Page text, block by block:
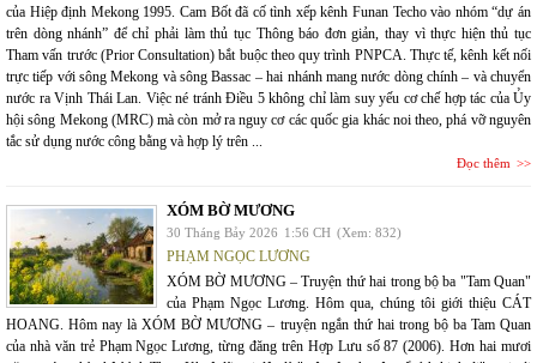
của Hiệp định Mekong 1995. Cam Bốt đã cố tình xếp kênh Funan Techo vào nhóm “dự án
trên dòng nhánh” để chỉ phải làm thủ tục Thông báo đơn giản, thay vì thực hiện thủ tục
Tham vấn trước (Prior Consultation) bắt buộc theo quy trình PNPCA. Thực tế, kênh kết nối
trực tiếp với sông Mekong và sông Bassac – hai nhánh mang nước dòng chính – và chuyển
nước ra Vịnh Thái Lan. Việc né tránh Điều 5 không chỉ làm suy yếu cơ chế hợp tác của Ủy
hội sông Mekong (MRC) mà còn mở ra nguy cơ các quốc gia khác noi theo, phá vỡ nguyên
tắc sử dụng nước công bằng và hợp lý trên ...
Đọc thêm
XÓM BỜ MƯƠNG
30 Tháng Bảy 2026 1:56 CH (Xem: 832)
PHẠM NGỌC LƯƠNG
XÓM BỜ MƯƠNG – Truyện thứ hai trong bộ ba "Tam Quan"
của Phạm Ngọc Lương. Hôm qua, chúng tôi giới thiệu CÁT
HOANG. Hôm nay là XÓM BỜ MƯƠNG – truyện ngắn thứ hai trong bộ ba Tam Quan
của nhà văn trẻ Phạm Ngọc Lương, từng đăng trên Hợp Lưu số 87 (2006). Hơn hai mươi